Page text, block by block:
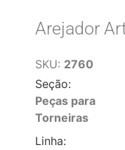
Arejador
SKU: 2760
Seção:
Peças para
Torneiras
Linha: